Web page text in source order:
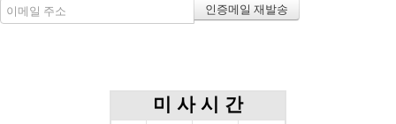
미 사 시 간